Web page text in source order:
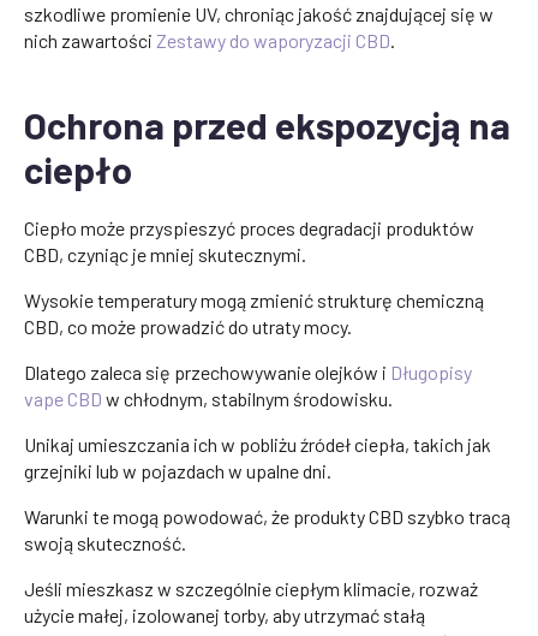
szkodliwe promienie UV, chroniąc jakość znajdującej się w
nich zawartości Zestawy do waporyzacji CBD.
Ochrona przed ekspozycją na
ciepło
Ciepło może przyspieszyć proces degradacji produktów
CBD, czyniąc je mniej skutecznymi.
Wysokie temperatury mogą zmienić strukturę chemiczną
CBD, co może prowadzić do utraty mocy.
Dlatego zaleca się przechowywanie olejków i Długopisy
vape CBD w chłodnym, stabilnym środowisku.
Unikaj umieszczania ich w pobliżu źródeł ciepła, takich jak
grzejniki lub w pojazdach w upalne dni.
Warunki te mogą powodować, że produkty CBD szybko tracą
swoją skuteczność.
Jeśli mieszkasz w szczególnie ciepłym klimacie, rozważ
użycie małej, izolowanej torby, aby utrzymać stałą